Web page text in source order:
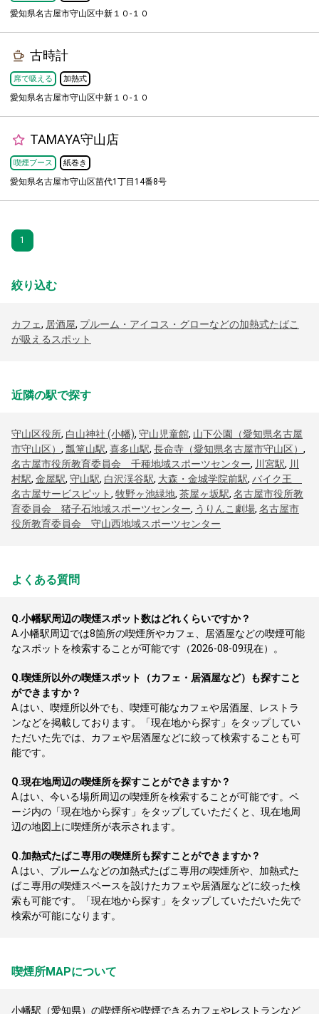
愛知県名古屋市守山区中新１０-１０
古時計
席で吸える 加熱式
愛知県名古屋市守山区中新１０-１０
TAMAYA守山店
喫煙ブース 紙巻き
愛知県名古屋市守山区苗代1丁目14番8号
1
絞り込む
カフェ, 居酒屋, プルーム・アイコス・グローなどの加熱式たばこ
が吸えるスポット
近隣の駅で探す
守山区役所, 白山神社 (小幡), 守山児童館, 山下公園（愛知県名古屋
市守山区） , 瓢箪山駅, 喜多山駅, 長命寺（愛知県名古屋市守山区） ,
名古屋市役所教育委員会 千種地域スポーツセンター, 川宮駅, 川
村駅, 金屋駅, 守山駅, 白沢渓谷駅, 大森・金城学院前駅, バイク王
名古屋サービスピット, 牧野ヶ池緑地, 茶屋ヶ坂駅, 名古屋市役所教
育委員会 猪子石地域スポーツセンター, うりんこ劇場, 名古屋市
役所教育委員会 守山西地域スポーツセンター
よくある質問
Q.小幡駅周辺の喫煙スポット数はどれくらいですか？
A.小幡駅周辺では8箇所の喫煙所やカフェ、居酒屋などの喫煙可能
なスポットを検索することが可能です（2026-08-09現在）。
Q.喫煙所以外の喫煙スポット（カフェ・居酒屋など）も探すこと
ができますか？
A. はい、喫煙所以外でも、喫煙可能なカフェや居酒屋、レストラ
ンなどを掲載しております。「現在地から探す」をタップしてい
ただいた先では、カフェや居酒屋などに絞って検索することも可
能です。
Q.現在地周辺の喫煙所を探すことができますか？
A. はい、今いる場所周辺の喫煙所を検索することが可能です。ペ
ージ内の「現在地から探す」をタップしていただくと、現在地周
辺の地図上に喫煙所が表示されます。
Q.加熱式たばこ専用の喫煙所も探すことができますか？
A. はい、プルームなどの加熱式たばこ専用の喫煙所や、加熱式た
ばこ専用の喫煙スペースを設けたカフェや居酒屋などに絞った検
索も可能です。「現在地から探す」をタップしていただいた先で
検索が可能になります。
喫煙所MAPについて
小幡駅（愛知県）の喫煙所や喫煙できるカフェやレストランなど